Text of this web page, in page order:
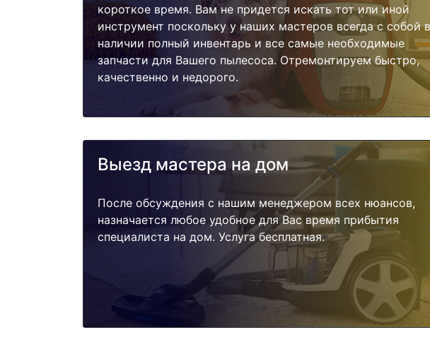
короткое время. Вам не придется искать тот или иной
инструмент поскольку у наших мастеров всегда с собой в
наличии полный инвентарь и все самые необходимые
запчасти для Вашего пылесоса. Отремонтируем быстро,
качественно и недорого.
Выезд мастера на дом
После обсуждения с нашим менеджером всех нюансов,
назначается любое удобное для Вас время прибытия
специалиста на дом. Услуга бесплатная.